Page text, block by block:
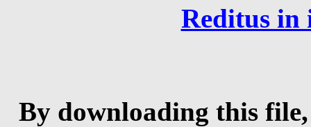
Reditus in
By downloading this